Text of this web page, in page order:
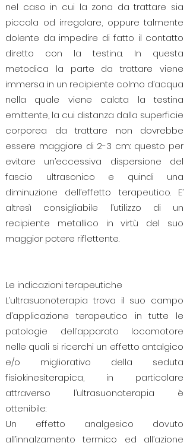
nel caso in cui la zona da trattare sia
piccola od irregolare, oppure talmente
dolente da impedire di fatto il contatto
diretto con la testina. In questa
metodica la parte da trattare viene
immersa in un recipiente colmo d’acqua
nella quale viene calata la testina
emittente, la cui distanza dalla superficie
corporea da trattare non dovrebbe
essere maggiore di 2-3 cm: questo per
evitare un’eccessiva dispersione del
fascio ultrasonico e quindi una
diminuzione dell’effetto terapeutico. E’
altresì consigliabile l’utilizzo di un
recipiente metallico in virtù del suo
maggior potere riflettente.
Le indicazioni terapeutiche
L’ultrasuonoterapia trova il suo campo
d’applicazione terapeutico in tutte le
patologie dell’apparato locomotore
nelle quali si ricerchi un effetto antalgico
e/o migliorativo della seduta
fisiokinesiterapica, in particolare
attraverso l’ultrasuonoterapia è
ottenibile:
Un effetto analgesico dovuto
all’innalzamento termico ed all’azione